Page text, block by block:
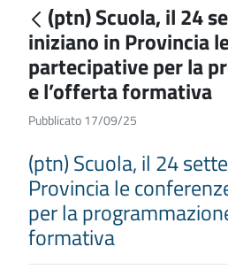
(ptn) Scuola, il 24
iniziano in Provincia
partecipative per la
e l’offerta formativa
Pubblicato 17/09/25
(ptn) Scuola, il 24
Provincia le
per la
formativa